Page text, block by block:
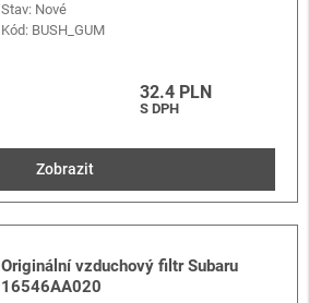
Stav: Nové
Kód: BUSH_GUM
32.4 PLN
S DPH
Zobrazit
Originální vzduchový filtr Subaru
16546AA020